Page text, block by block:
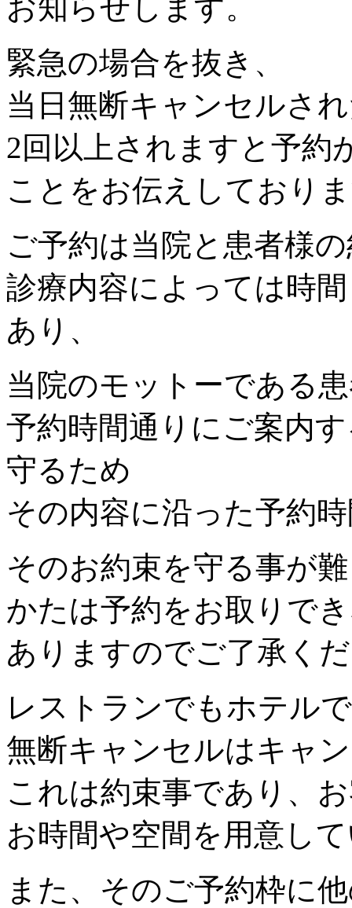
お知らせします。
緊急の場合を抜き、
当日無断キャンセルさ
2回以上されますと予約
ことをお伝えしており
ご予約は当院と患者様
診療内容によっては時
あり、
当院のモットーである
予約時間通りにご案内
守るため
その内容に沿った予約
そのお約束を守る事が
かたは予約をお取りで
ありますのでご了承く
レストランでもホテル
無断キャンセルはキャ
これは約束事であり、
お時間や空間を用意し
また、そのご予約枠に